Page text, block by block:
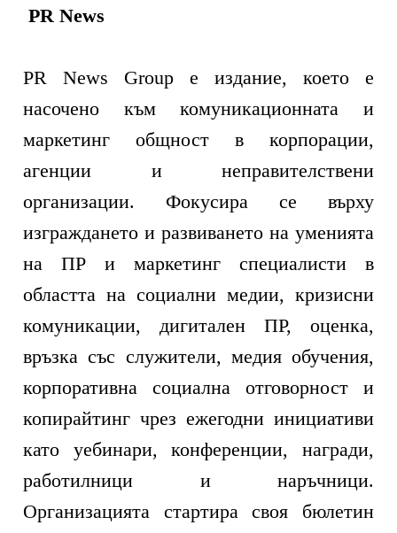
PR News
PR News Group e издание, което е
насочено към комуникационната и
маркетинг общност в корпорации,
агенции и неправителствени
организации. Фокусира се върху
изграждането и развиването на уменията
на ПР и маркетинг специалисти в
областта на социални медии, кризисни
комуникации, дигитален ПР, оценка,
връзка със служители, медия обучения,
корпоративна социална отговорност и
копирайтинг чрез ежегодни инициативи
като уебинари, конференции, награди,
работилници и наръчници.
Организацията стартира своя бюлетин